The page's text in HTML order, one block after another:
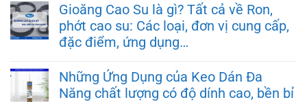
Gioăng Cao Su là gì? Tất cả về Ron,
phớt cao su: Các loại, đơn vị cung cấp,
đặc điểm, ứng dụng…
Những Ứng Dụng của Keo Dán Đa
Năng chất lượng có độ dính cao, bền bỉ